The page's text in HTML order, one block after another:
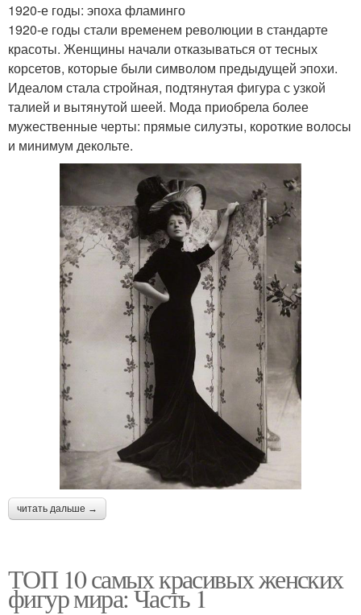
1920-е годы: эпоха фламинго
1920-е годы стали временем революции в стандарте
красоты. Женщины начали отказываться от тесных
корсетов, которые были символом предыдущей эпохи.
Идеалом стала стройная, подтянутая фигура с узкой
талией и вытянутой шеей. Мода приобрела более
мужественные черты: прямые силуэты, короткие волосы
и минимум декольте.
читать дальше →
ТОП 10 самых красивых женских
фигур мира: Часть 1